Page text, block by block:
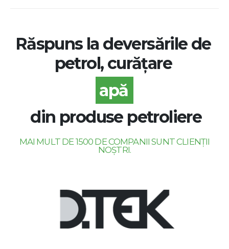
Răspuns la deversările de
petrol, curățare
apă
din produse petroliere
MAI MULT DE 1500 DE COMPANII SUNT CLIENȚII
NOȘTRI.